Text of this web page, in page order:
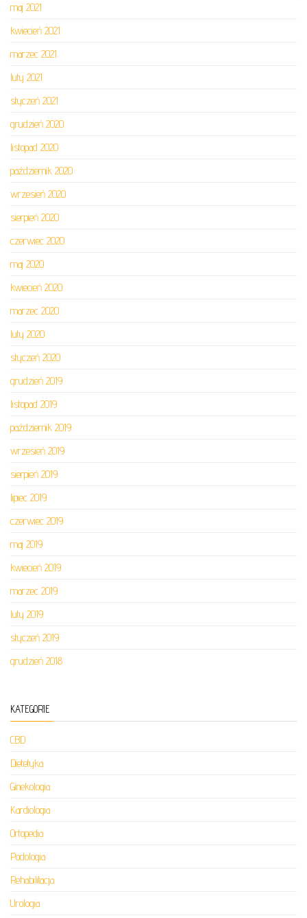
maj 2021
kwiecień 2021
marzec 2021
luty 2021
styczeń 2021
grudzień 2020
listopad 2020
październik 2020
wrzesień 2020
sierpień 2020
czerwiec 2020
maj 2020
kwiecień 2020
marzec 2020
luty 2020
styczeń 2020
grudzień 2019
listopad 2019
październik 2019
wrzesień 2019
sierpień 2019
lipiec 2019
czerwiec 2019
maj 2019
kwiecień 2019
marzec 2019
luty 2019
styczeń 2019
grudzień 2018
KATEGORIE
CBD
Dietetyka
Ginekologia
Kardiologia
Ortopedia
Podologia
Rehabilitacja
Urologia